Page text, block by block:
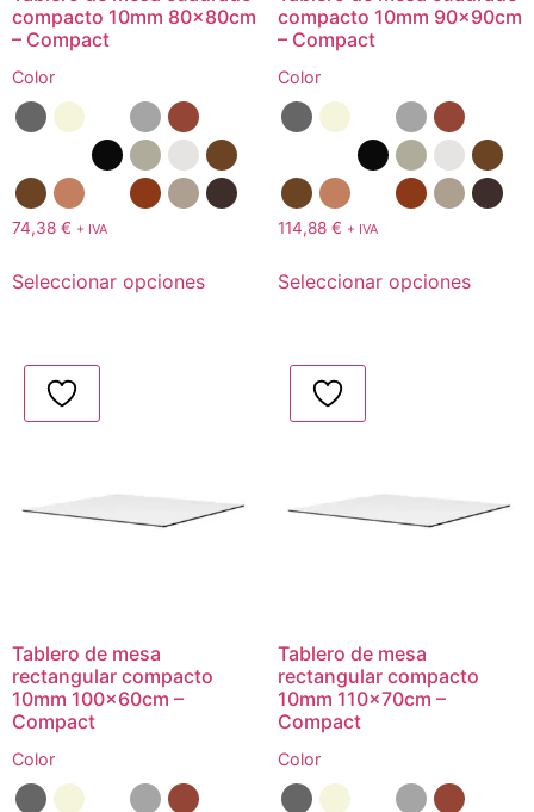
compacto 10mm 80x80cm
– Compact
Color
74,38 € + IVA
Seleccionar opciones
compacto 10mm 90x90cm
– Compact
Color
114,88 € + IVA
Seleccionar opciones
Tablero de mesa
rectangular compacto
10mm 100x60cm –
Compact
Color
Tablero de mesa
rectangular compacto
10mm 110x70cm –
Compact
Color